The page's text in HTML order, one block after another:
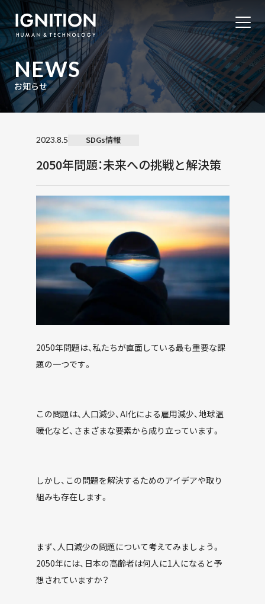
NEWS
お知らせ
2023.8.5 SDGs情報
2050年問題：未来への挑戦と解決策
2050年問題は、私たちが直面している最も重要な課
題の一つです。
この問題は、人口減少、AI化による雇用減少、地球温
暖化など、さまざまな要素から成り立っています。
しかし、この問題を解決するためのアイデアや取り
組みも存在します。
まず、人口減少の問題について考えてみましょう。
2050年には、日本の高齢者は何人に1人になると予
想されていますか？